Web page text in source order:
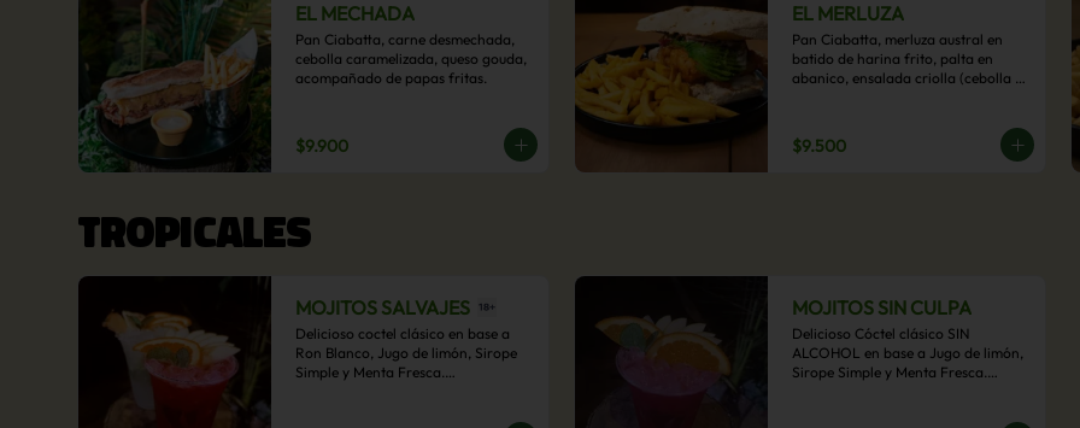
EL MECHADA
Pan Ciabatta, carne desmechada,
cebolla caramelizada, queso gouda,
acompañado de papas fritas.
$9.900
EL MERLUZA
Pan Ciabatta, merluza austral en
batido de harina frito, palta en
abanico, ensalada criolla (cebolla
de papas fritas.
$9.500
TROPICALES
MOJITOS SALVAJES
Delicioso coctel clásico en base a
Ron Blanco, Jugo de limón, Sirope
Simple y Menta Fresca.
MOJITOS SIN CULPA
Delicioso Cóctel clásico SIN
ALCOHOL en base a Jugo de limón,
Sirope Simple y Menta Fresca.